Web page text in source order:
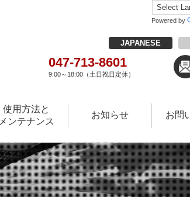
Powered by
JAPANESE
047-713-8601
9:00～18:00（土日祝日定休）
使用方法と
メンテナンス
お知らせ お問